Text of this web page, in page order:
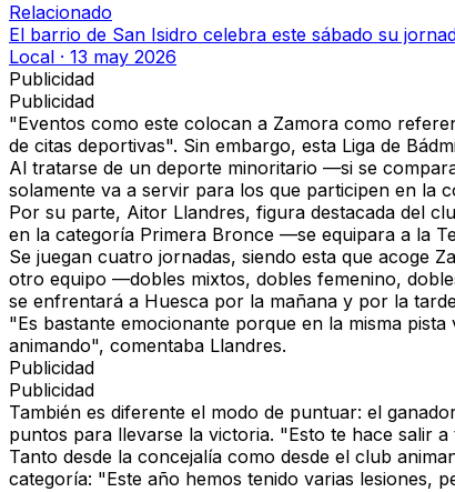
Relacionado
El barrio de San Isidro celebra este sábado su
Local · 13 may 2026
Publicidad
Publicidad
"Eventos como este colocan a Zamora como
de citas deportivas". Sin embargo, esta Liga de
Al tratarse de un deporte minoritario —si se
solamente va a servir para los que participen en la
Por su parte, Aitor Llandres, figura destacada del
en la categoría Primera Bronce —se equipara a la
Se juegan cuatro jornadas, siendo esta que acoge
otro equipo —dobles mixtos, dobles femenino,
se enfrentará a Huesca por la mañana y por la
"Es bastante emocionante porque en la misma pista
animando", comentaba Llandres.
Publicidad
Publicidad
También es diferente el modo de puntuar: el
puntos para llevarse la victoria. "Esto te hace salir
Tanto desde la concejalía como desde el club
categoría: "Este año hemos tenido varias lesiones,